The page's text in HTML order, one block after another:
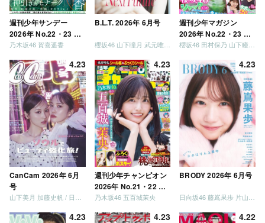
週刊少年サンデー
2026年 No.22・23 合
併号
乃木坂46 賀喜遥香
B.L.T. 2026年 6月号
櫻坂46 山下瞳月 武元唯衣 / 乃木坂46 海邉朱莉
週刊少年マガジン
2026年 No.22・23 合
併号
4.23
CanCam 2026年 6月
号
4.23
週刊少年チャンピオン
2026年 No.21・22 合
併号
乃木坂46 五百城茉央
4.23
BRODY 2026年 6月号
4.23 4.23 4.22